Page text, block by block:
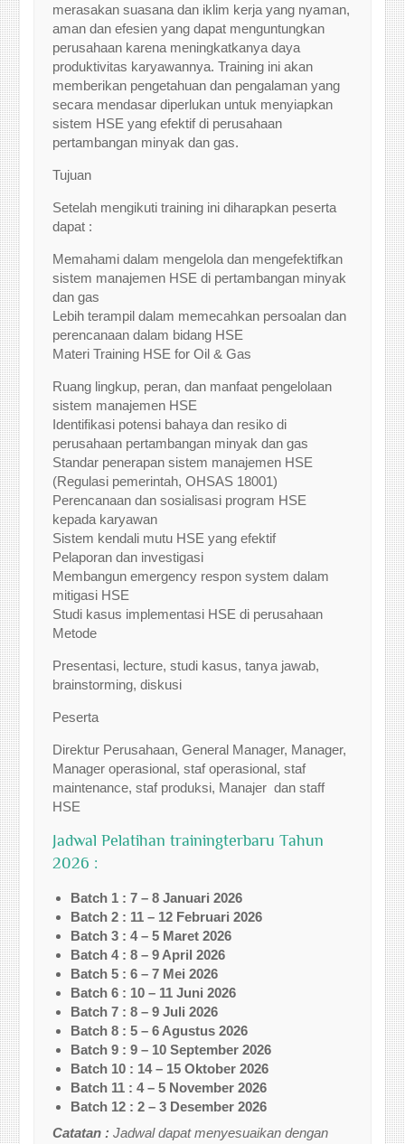
merasakan suasana dan iklim kerja yang nyaman,
aman dan efesien yang dapat menguntungkan
perusahaan karena meningkatkanya daya
produktivitas karyawannya. Training ini akan
memberikan pengetahuan dan pengalaman yang
secara mendasar diperlukan untuk menyiapkan
sistem HSE yang efektif di perusahaan
pertambangan minyak dan gas.
Tujuan
Setelah mengikuti training ini diharapkan peserta
dapat :
Memahami dalam mengelola dan mengefektifkan
sistem manajemen HSE di pertambangan minyak
dan gas
Lebih terampil dalam memecahkan persoalan dan
perencanaan dalam bidang HSE
Materi Training HSE for Oil & Gas
Ruang lingkup, peran, dan manfaat pengelolaan
sistem manajemen HSE
Identifikasi potensi bahaya dan resiko di
perusahaan pertambangan minyak dan gas
Standar penerapan sistem manajemen HSE
(Regulasi pemerintah, OHSAS 18001)
Perencanaan dan sosialisasi program HSE
kepada karyawan
Sistem kendali mutu HSE yang efektif
Pelaporan dan investigasi
Membangun emergency respon system dalam
mitigasi HSE
Studi kasus implementasi HSE di perusahaan
Metode
Presentasi, lecture, studi kasus, tanya jawab,
brainstorming, diskusi
Peserta
Direktur Perusahaan, General Manager, Manager,
Manager operasional, staf operasional, staf
maintenance, staf produksi, Manajer dan staff
HSE
Jadwal Pelatihan trainingterbaru Tahun
2026 :
Batch 1 : 7 – 8 Januari 2026
Batch 2 : 11 – 12 Februari 2026
Batch 3 : 4 – 5 Maret 2026
Batch 4 : 8 – 9 April 2026
Batch 5 : 6 – 7 Mei 2026
Batch 6 : 10 – 11 Juni 2026
Batch 7 : 8 – 9 Juli 2026
Batch 8 : 5 – 6 Agustus 2026
Batch 9 : 9 – 10 September 2026
Batch 10 : 14 – 15 Oktober 2026
Batch 11 : 4 – 5 November 2026
Batch 12 : 2 – 3 Desember 2026
Catatan :Jadwal dapat menyesuaikan dengan